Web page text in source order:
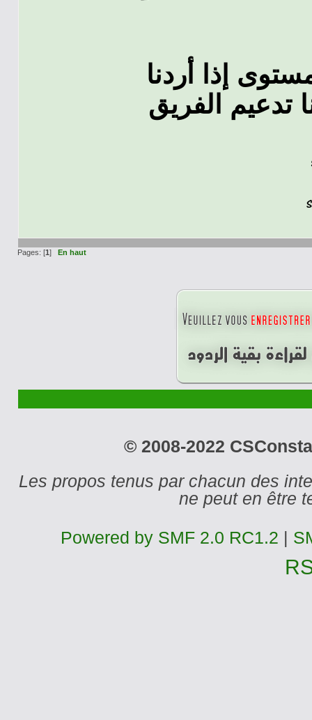
إذا أردنا
تدعيم الفريق
Pages: [1] En haut
© 2008-2022
Les propos tenus par chacun des
ne peut en être
Powered by SMF 2.0 RC1.2 |